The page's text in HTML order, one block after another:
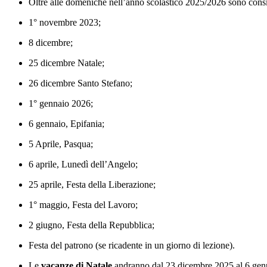
Oltre alle domeniche nell’anno scolastico 2025/2026 sono
1° novembre 2023;
8 dicembre;
25 dicembre Natale;
26 dicembre Santo Stefano;
1° gennaio 2026;
6 gennaio, Epifania;
5 Aprile, Pasqua;
6 aprile, Lunedì dell’Angelo;
25 aprile, Festa della Liberazione;
1° maggio, Festa del Lavoro;
2 giugno, Festa della Repubblica;
Festa del patrono (se ricadente in un giorno di lezione).